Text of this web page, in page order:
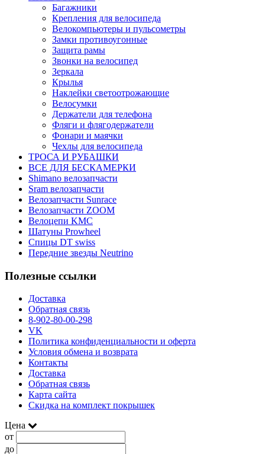
Багажники
Крепления для велосипеда
Велокомпьютеры и пульсометры
Замки противоугонные
Защита рамы
Звонки на велосипед
Зеркала
Крылья
Наклейки светоотрожающие
Велосумки
Держатели для телефона
Фляги и флягодержатели
Фонари и маячки
Чехлы для велосипеда
ТРОСА И РУБАШКИ
ВСЕ ДЛЯ БЕСКАМЕРКИ
Shimano велозапчасти
Sram велозапчасти
Велозапчасти Sunrace
Велозапчасти ZOOM
Велоцепи KMC
Шатуны Prowheel
Спицы DT swiss
Передние звезды Neutrino
Полезные ссылки
Доставка
Обратная связь
8-902-80-00-298
VK
Политика конфиденциальности и оферта
Условия обмена и возврата
Контакты
Доставка
Обратная связь
Карта сайта
Скидка на комплект покрышек
Цена
от
до